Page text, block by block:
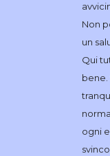
Non
un
Qui
bene.
ogni